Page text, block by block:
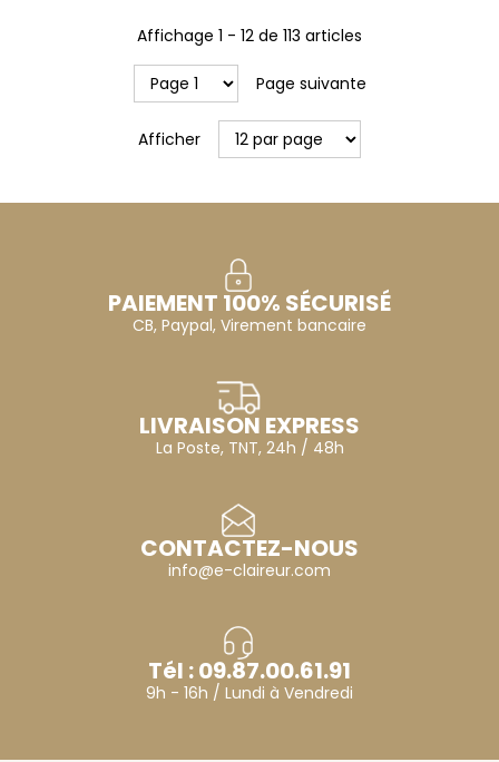
Affichage 1 - 12 de 113 articles
Page suivante
Afficher
PAIEMENT 100% SÉCURISÉ
CB, Paypal, Virement bancaire
LIVRAISON EXPRESS
La Poste, TNT, 24h / 48h
CONTACTEZ-NOUS
info@e-claireur.com
Tél : 09.87.00.61.91
9h - 16h / Lundi à Vendredi